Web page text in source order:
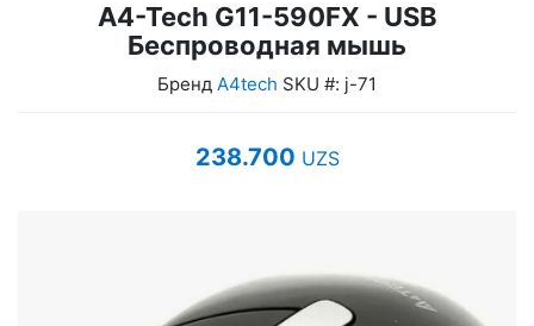
Оборудование Mikrotik
A4-Tech G11-590FX - USB
Беспроводная мышь
Бренд A4tech SKU #: j-71
238.700 UZS